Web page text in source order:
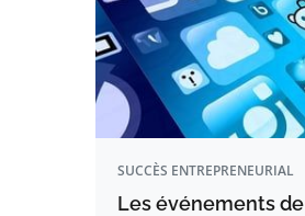
SUCCÈS ENTREPRENEURIAL
Les événements